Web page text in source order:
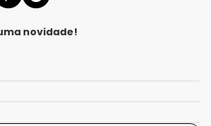
novidade!
e tecnologias similares para melhorar sua
incluindo conteúdo relevante e